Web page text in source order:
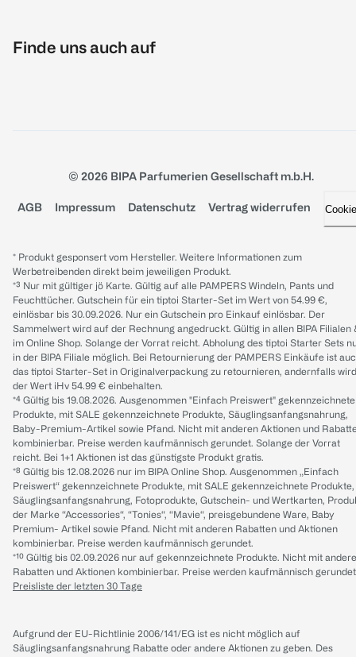
Finde uns auch auf
© 2026 BIPA Parfumerien Gesellschaft m.b.H.
AGB Impressum Datenschutz Vertrag widerrufen
* Produkt gesponsert vom Hersteller. Weitere Informationen zum
Werbetreibenden direkt beim jeweiligen Produkt.
*³ Nur mit gültiger jö Karte. Gültig auf alle PAMPERS Windeln, Pants und
Feuchttücher. Gutschein für ein tiptoi Starter-Set im Wert von 54.99 €,
einlösbar bis 30.09.2026. Nur ein Gutschein pro Einkauf einlösbar. Der
Sammelwert wird auf der Rechnung angedruckt. Gültig in allen BIPA Filialen
im Online Shop. Solange der Vorrat reicht. Abholung des tiptoi Starter Sets
in der BIPA Filiale möglich. Bei Retournierung der PAMPERS Einkäufe ist
das tiptoi Starter-Set in Originalverpackung zu retournieren, andernfalls wird
der Wert iHv 54.99 € einbehalten.
*⁴ Gültig bis 19.08.2026. Ausgenommen "Einfach Preiswert" gekennzeichnete
Produkte, mit SALE gekennzeichnete Produkte, Säuglingsanfangsnahrung,
Baby-Premium-Artikel sowie Pfand. Nicht mit anderen Aktionen und
kombinierbar. Preise werden kaufmännisch gerundet. Solange der Vorrat
reicht. Bei 1+1 Aktionen ist das günstigste Produkt gratis.
*⁸ Gültig bis 12.08.2026 nur im BIPA Online Shop. Ausgenommen „Einfach
Preiswert“ gekennzeichnete Produkte, mit SALE gekennzeichnete Produkte,
Säuglingsanfangsnahrung, Fotoprodukte, Gutschein- und Wertkarten,
der Marke “Accessories“, “Tonies“, “Mavie“, preisgebundene Ware, Baby
Premium- Artikel sowie Pfand. Nicht mit anderen Rabatten und Aktionen
kombinierbar. Preise werden kaufmännisch gerundet.
*¹⁰ Gültig bis 02.09.2026 nur auf gekennzeichnete Produkte. Nicht mit
Rabatten und Aktionen kombinierbar. Preise werden kaufmännisch
Preisliste der letzten 30 Tage
Aufgrund der EU-Richtlinie 2006/141/EG ist es nicht möglich auf
Säuglingsanfangsnahrung Rabatte oder andere Aktionen zu geben. Des